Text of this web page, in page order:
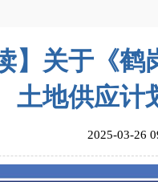
】关于《
土地供应计
2025-03-26